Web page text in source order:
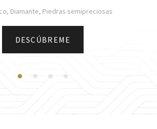
Diamante, Piedras semipreciosas
DESCÚBREME